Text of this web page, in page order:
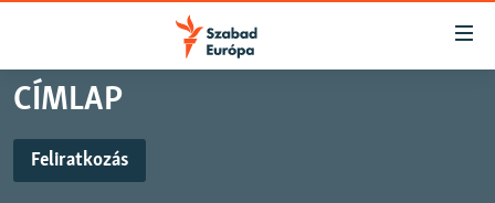
Akadálymentes
Ugrás
fő
oldalra
AKTUÁLIS
CÍMLAP
Feliratkozás